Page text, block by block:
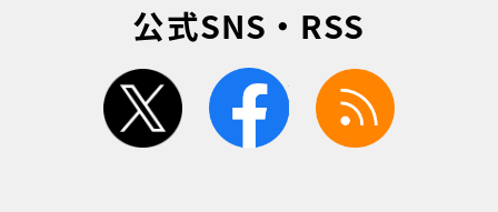
公式SNS・RSS
twitter facebook